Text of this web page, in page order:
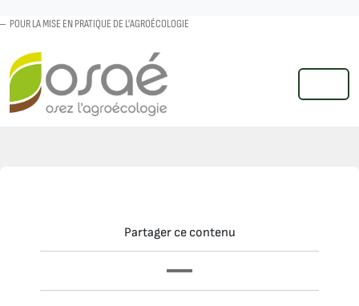
POUR LA MISE EN PRATIQUE DE L'AGROÉCOLOGIE
MENU
Partager ce contenu